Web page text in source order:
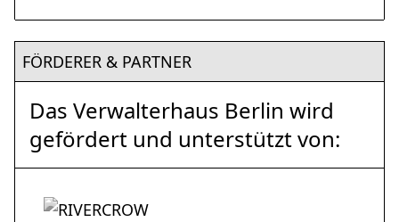
FÖRDERER & PARTNER
Das Verwalterhaus Berlin wird
gefördert und unterstützt von: